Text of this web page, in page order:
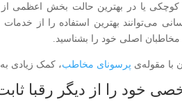
یا در بهترین حالت بخش اعظمی از
می‌توانند بهترین استفاده را از
اصلی خود را بشناسید.
با مقوله‌ی پرسونای مخاطب، کمک زیادی